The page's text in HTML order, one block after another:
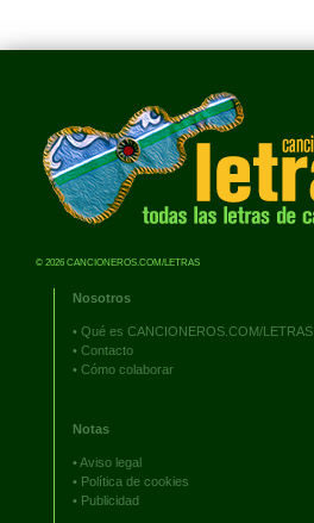
© 2026 CANCIONEROS.COM/LETRAS
Nosotros
• Qué es CANCIONEROS.COM/LETRAS
• Contacto
• Cómo colaborar
Notas
•Aviso legal
• Política de cookies
• Publicidad